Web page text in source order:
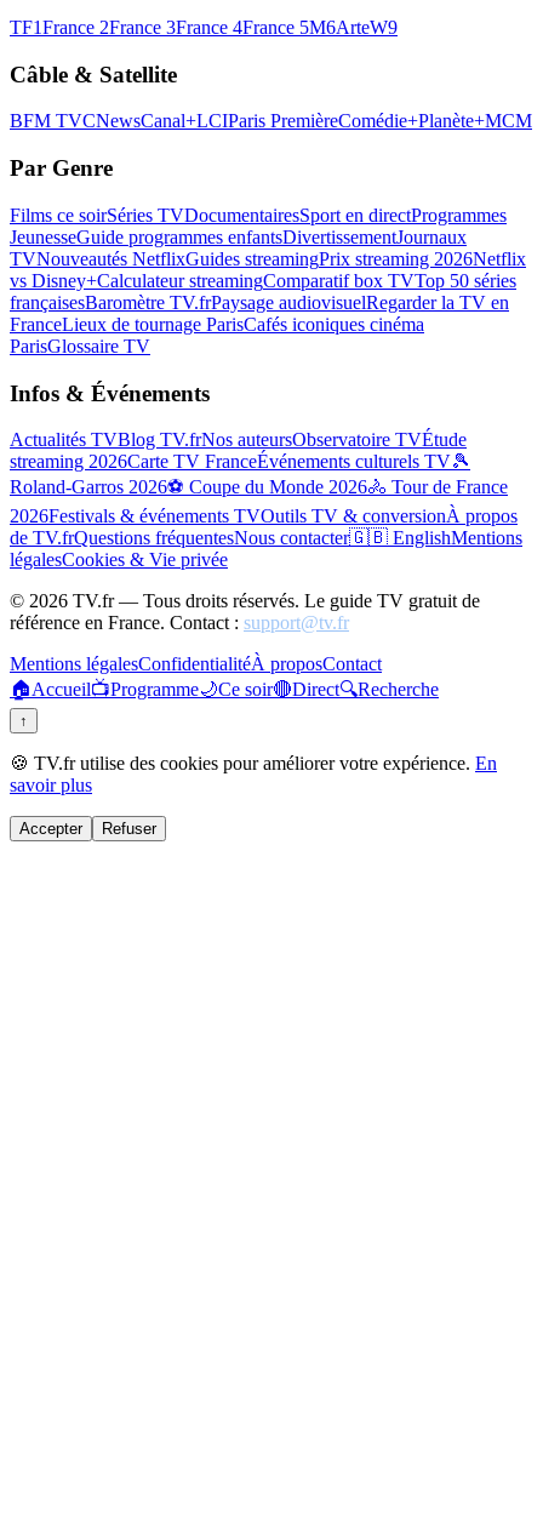
TF1France 2France 3France 4France 5M6ArteW9
Câble & Satellite
BFM TVCNewsCanal+LCIParis PremièreComédie+Planète+MCM
Par Genre
Films ce soirSéries TVDocumentairesSport en directProgrammes
JeunesseGuide programmes enfantsDivertissementJournaux
TVNouveautés NetflixGuides streamingPrix streaming 2026Netflix
vs Disney+Calculateur streamingComparatif box TVTop 50 séries
françaisesBaromètre TV.frPaysage audiovisuelRegarder la TV en
FranceLieux de tournage ParisCafés iconiques cinéma
ParisGlossaire TV
Infos & Événements
Actualités TVBlog TV.frNos auteursObservatoire TVÉtude
streaming 2026Carte TV FranceÉvénements culturels TV🎾
Roland-Garros 2026⚽ Coupe du Monde 2026🚴 Tour de France
2026Festivals & événements TVOutils TV & conversionÀ propos
de TV.frQuestions fréquentesNous contacter🇬🇧 EnglishMentions
légalesCookies & Vie privée
© 2026 TV.fr — Tous droits réservés. Le guide TV gratuit de
référence en France. Contact : support@tv.fr
Mentions légalesConfidentialitéÀ proposContact
🏠Accueil📺Programme🌙Ce soir🔴Direct🔍Recherche
↑
🍪 TV.fr utilise des cookies pour améliorer votre expérience. En
savoir plus
Accepter Refuser